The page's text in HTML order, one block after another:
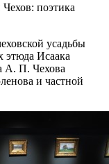
поэтика
усадьбы
этюда Исаака
А. П. Чехова
и частной